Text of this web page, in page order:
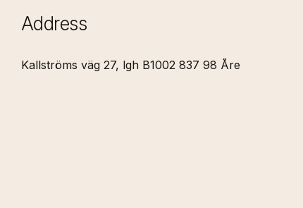
Address
Kallströms väg 27, lgh B1002 837 98 Åre